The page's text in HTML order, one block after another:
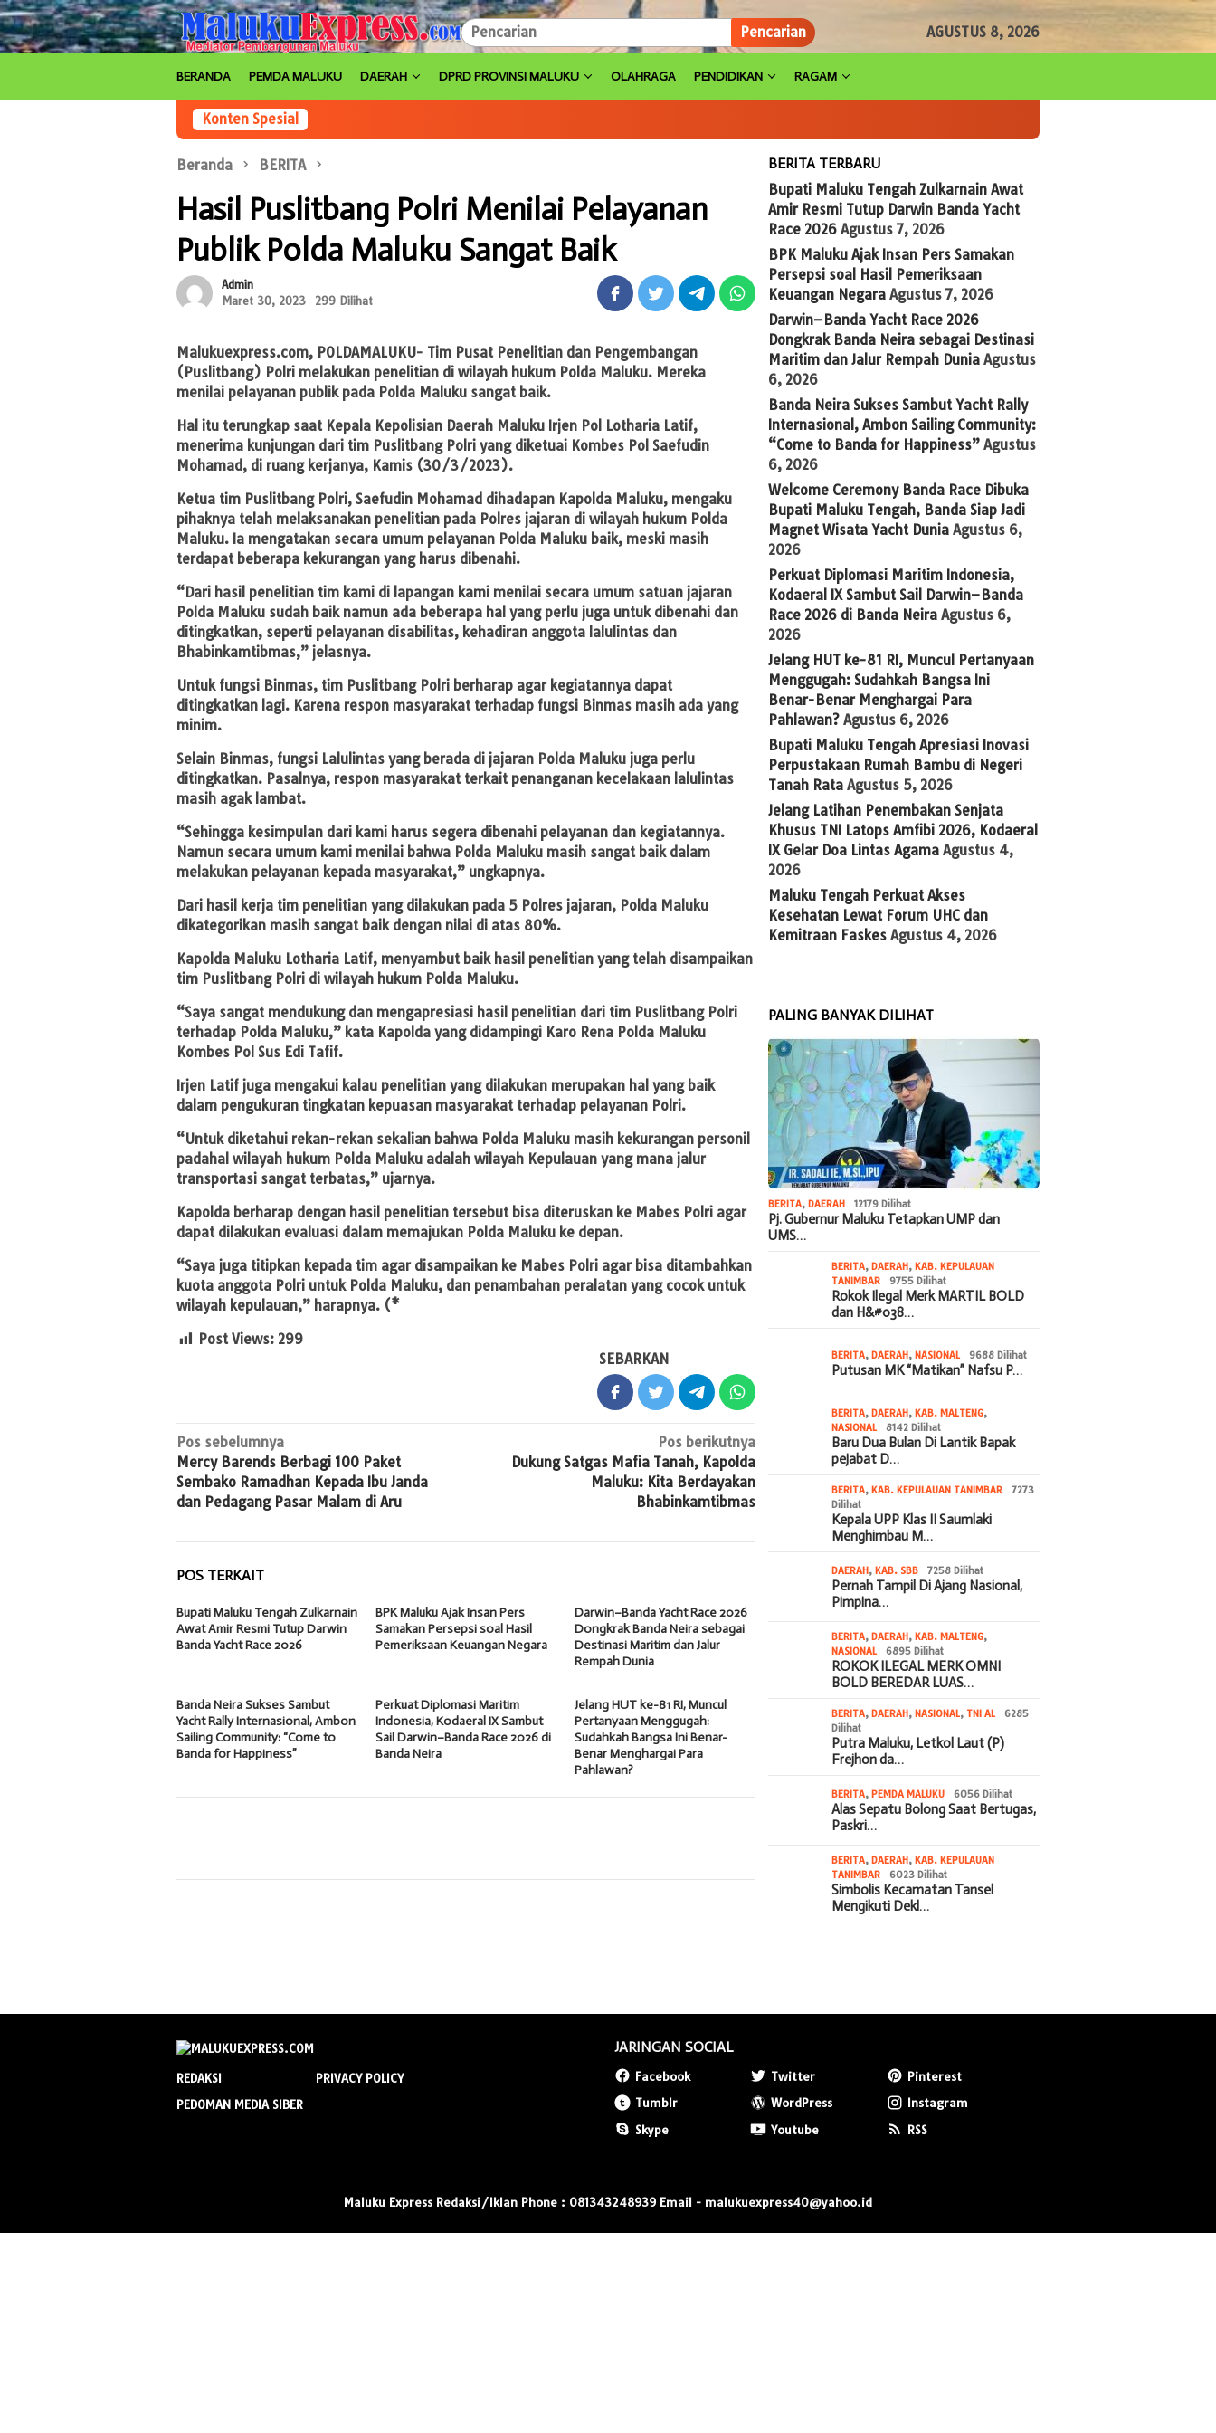
Loncat
ke
konten
Pencarian AGUSTUS 8, 2026
BERANDA PEMDA MALUKU DAERAH DPRD PROVINSI MALUKU OLAHRAGA PENDIDIKAN RAGAM
Konten Spesial
Beranda BERITA
Hasil Puslitbang Polri Menilai Pelayanan
Publik Polda Maluku Sangat Baik
Admin
Maret 30, 2023
299 Dilihat
Malukuexpress.com, POLDAMALUKU- Tim Pusat Penelitian dan Pengembangan
(Puslitbang) Polri melakukan penelitian di wilayah hukum Polda Maluku. Mereka
menilai pelayanan publik pada Polda Maluku sangat baik.
Hal itu terungkap saat Kepala Kepolisian Daerah Maluku Irjen Pol Lotharia Latif,
menerima kunjungan dari tim Puslitbang Polri yang diketuai Kombes Pol Saefudin
Mohamad, di ruang kerjanya, Kamis (30/3/2023).
Ketua tim Puslitbang Polri, Saefudin Mohamad dihadapan Kapolda Maluku, mengaku
pihaknya telah melaksanakan penelitian pada Polres jajaran di wilayah hukum Polda
Maluku. Ia mengatakan secara umum pelayanan Polda Maluku baik, meski masih
terdapat beberapa kekurangan yang harus dibenahi.
“Dari hasil penelitian tim kami di lapangan kami menilai secara umum satuan jajaran
Polda Maluku sudah baik namun ada beberapa hal yang perlu juga untuk dibenahi dan
ditingkatkan, seperti pelayanan disabilitas, kehadiran anggota lalulintas dan
Bhabinkamtibmas,” jelasnya.
Untuk fungsi Binmas, tim Puslitbang Polri berharap agar kegiatannya dapat
ditingkatkan lagi. Karena respon masyarakat terhadap fungsi Binmas masih ada yang
minim.
Selain Binmas, fungsi Lalulintas yang berada di jajaran Polda Maluku juga perlu
ditingkatkan. Pasalnya, respon masyarakat terkait penanganan kecelakaan lalulintas
masih agak lambat.
“Sehingga kesimpulan dari kami harus segera dibenahi pelayanan dan kegiatannya.
Namun secara umum kami menilai bahwa Polda Maluku masih sangat baik dalam
melakukan pelayanan kepada masyarakat,” ungkapnya.
Dari hasil kerja tim penelitian yang dilakukan pada 5 Polres jajaran, Polda Maluku
dikategorikan masih sangat baik dengan nilai di atas 80%.
Kapolda Maluku Lotharia Latif, menyambut baik hasil penelitian yang telah disampaikan
tim Puslitbang Polri di wilayah hukum Polda Maluku.
“Saya sangat mendukung dan mengapresiasi hasil penelitian dari tim Puslitbang Polri
terhadap Polda Maluku,” kata Kapolda yang didampingi Karo Rena Polda Maluku
Kombes Pol Sus Edi Tafif.
Irjen Latif juga mengakui kalau penelitian yang dilakukan merupakan hal yang baik
dalam pengukuran tingkatan kepuasan masyarakat terhadap pelayanan Polri.
“Untuk diketahui rekan-rekan sekalian bahwa Polda Maluku masih kekurangan personil
padahal wilayah hukum Polda Maluku adalah wilayah Kepulauan yang mana jalur
transportasi sangat terbatas,” ujarnya.
Kapolda berharap dengan hasil penelitian tersebut bisa diteruskan ke Mabes Polri agar
dapat dilakukan evaluasi dalam memajukan Polda Maluku ke depan.
“Saya juga titipkan kepada tim agar disampaikan ke Mabes Polri agar bisa ditambahkan
kuota anggota Polri untuk Polda Maluku, dan penambahan peralatan yang cocok untuk
wilayah kepulauan,” harapnya. (*
Post Views: 299
SEBARKAN
Navigasi
pos
Pos sebelumnya
Mercy Barends Berbagi 100 Paket
Sembako Ramadhan Kepada Ibu Janda
dan Pedagang Pasar Malam di Aru
Pos berikutnya
Dukung Satgas Mafia Tanah, Kapolda
Maluku: Kita Berdayakan
Bhabinkamtibmas
POS TERKAIT
Bupati Maluku Tengah Zulkarnain
Awat Amir Resmi Tutup Darwin
Banda Yacht Race 2026
BPK Maluku Ajak Insan Pers
Samakan Persepsi soal Hasil
Pemeriksaan Keuangan Negara
Darwin–Banda Yacht Race 2026
Dongkrak Banda Neira sebagai
Destinasi Maritim dan Jalur
Rempah Dunia
Banda Neira Sukses Sambut
Yacht Rally Internasional, Ambon
Sailing Community: “Come to
Banda for Happiness”
Perkuat Diplomasi Maritim
Indonesia, Kodaeral IX Sambut
Sail Darwin–Banda Race 2026 di
Banda Neira
Jelang HUT ke-81 RI, Muncul
Pertanyaan Menggugah:
Sudahkah Bangsa Ini Benar-
Benar Menghargai Para
Pahlawan?
BERITA TERBARU
Bupati Maluku Tengah Zulkarnain Awat
Amir Resmi Tutup Darwin Banda Yacht
Race 2026 Agustus 7, 2026
BPK Maluku Ajak Insan Pers Samakan
Persepsi soal Hasil Pemeriksaan
Keuangan Negara Agustus 7, 2026
Darwin–Banda Yacht Race 2026
Dongkrak Banda Neira sebagai Destinasi
Maritim dan Jalur Rempah Dunia Agustus
6, 2026
Banda Neira Sukses Sambut Yacht Rally
Internasional, Ambon Sailing Community:
“Come to Banda for Happiness” Agustus
6, 2026
Welcome Ceremony Banda Race Dibuka
Bupati Maluku Tengah, Banda Siap Jadi
Magnet Wisata Yacht Dunia Agustus 6,
2026
Perkuat Diplomasi Maritim Indonesia,
Kodaeral IX Sambut Sail Darwin–Banda
Race 2026 di Banda Neira Agustus 6,
2026
Jelang HUT ke-81 RI, Muncul Pertanyaan
Menggugah: Sudahkah Bangsa Ini
Benar-Benar Menghargai Para
Pahlawan? Agustus 6, 2026
Bupati Maluku Tengah Apresiasi Inovasi
Perpustakaan Rumah Bambu di Negeri
Tanah Rata Agustus 5, 2026
Jelang Latihan Penembakan Senjata
Khusus TNI Latops Amfibi 2026, Kodaeral
IX Gelar Doa Lintas Agama Agustus 4,
2026
Maluku Tengah Perkuat Akses
Kesehatan Lewat Forum UHC dan
Kemitraan Faskes Agustus 4, 2026
PALING BANYAK DILIHAT
BERITA,DAERAH 12179 Dilihat
Pj. Gubernur Maluku Tetapkan UMP dan
UMS…
BERITA,DAERAH,KAB. KEPULAUAN
TANIMBAR
9755 Dilihat
Rokok Ilegal Merk MARTIL BOLD
dan H&#038…
BERITA,DAERAH,NASIONAL 9688 Dilihat
Putusan MK “Matikan” Nafsu P…
BERITA,DAERAH,KAB. MALTENG,
NASIONAL
8142 Dilihat
Baru Dua Bulan Di Lantik Bapak
pejabat D…
BERITA,KAB. KEPULAUAN TANIMBAR
7273
Dilihat
Kepala UPP Klas II Saumlaki
Menghimbau M…
DAERAH,KAB. SBB 7258 Dilihat
Pernah Tampil Di Ajang Nasional,
Pimpina…
BERITA,DAERAH,KAB. MALTENG,
NASIONAL
6895 Dilihat
ROKOK ILEGAL MERK OMNI
BOLD BEREDAR LUAS…
BERITA,DAERAH,NASIONAL, TNI AL
6285
Dilihat
Putra Maluku, Letkol Laut (P)
Frejhon da…
BERITA,PEMDA MALUKU 6056 Dilihat
Alas Sepatu Bolong Saat Bertugas,
Paskri…
BERITA,DAERAH,KAB. KEPULAUAN
TANIMBAR
6023 Dilihat
Simbolis Kecamatan Tansel
Mengikuti Dekl…
REDAKSI
PRIVACY POLICY
PEDOMAN MEDIA SIBER
JARINGAN SOCIAL
Facebook Twitter
Pinterest
Tumblr
WordPress
Instagram
Skype
Youtube RSS
Maluku Express Redaksi/Iklan Phone : 081343248939 Email - malukuexpress40@yahoo.id